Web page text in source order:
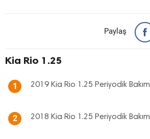
Paylaş
Kia Rio 1.25
1 2019 Kia Rio 1.25 Periyodik Bakım
2 2018 Kia Rio 1.25 Periyodik Bakım